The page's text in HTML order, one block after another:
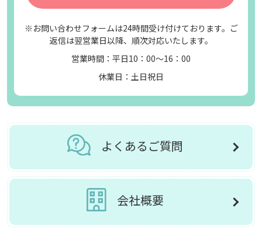
※お問い合わせフォームは24時間受け付けております。ご
返信は翌営業日以降、順次対応いたします。
営業時間：平日10：00～16：00
休業日：土日祝日
よくあるご質問
会社概要